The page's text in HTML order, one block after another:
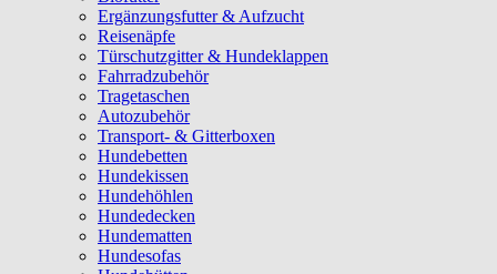
Ergänzungsfutter & Aufzucht
Reisenäpfe
Türschutzgitter & Hundeklappen
Fahrradzubehör
Tragetaschen
Autozubehör
Transport- & Gitterboxen
Hundebetten
Hundekissen
Hundehöhlen
Hundedecken
Hundematten
Hundesofas